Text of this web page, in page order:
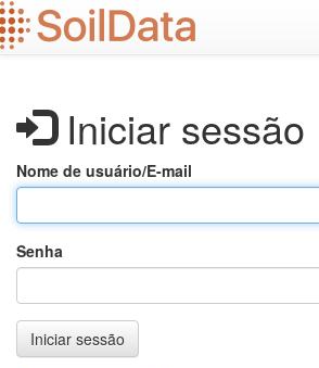
Ir
para
o
Iniciar sessão
Nome de usuário/E-mail
Senha
Iniciar sessão